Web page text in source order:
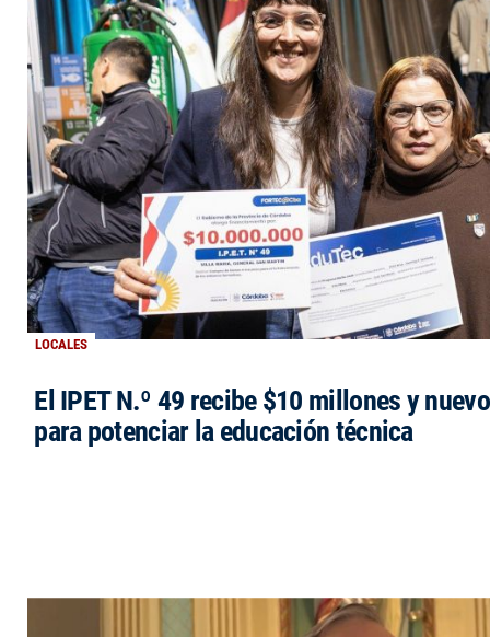
LOCALES
El IPET N.º 49 recibe $10 millones y
para potenciar la educación técnica